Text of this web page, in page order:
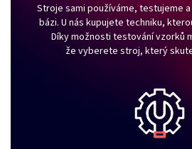
Stroje sami používáme, testujeme
bázi. U nás kupujete techniku,
Díky možnosti testování vzorků
že vyberete stroj, který